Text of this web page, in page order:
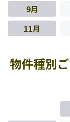
9月
11月
物件種別